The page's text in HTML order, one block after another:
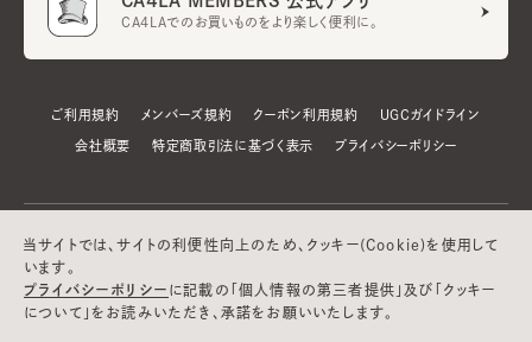
CA4LAでのお買いものをより楽しく便利に。
ご利用規約 メンバーズ規約 クーポン利用規約 UGCガイドライン
会社概要 特定商取引法に基づく表示 プライバシーポリシー
当サイトでは、サイトの利便性向上のため、クッキー(Cookie)を使用して
います。
プライバシーポリシー に記載の「個人情報の第三者提供」及び「クッキー
について」をお読みいただき、承諾をお願いいたします。